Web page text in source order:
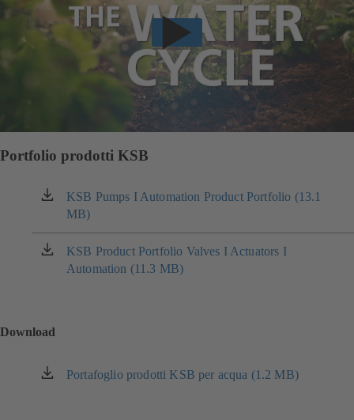
Portfolio prodotti KSB
KSB Pumps I Automation Product Portfolio (13.1
MB)
(si
apre
in
una
nuova
KSB Product Portfolio Valves I Actuators I
Automation (11.3 MB)
(si
apre
Download
Portafoglio prodotti KSB per acqua (1.2 MB)
(si